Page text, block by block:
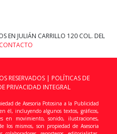
EN JULIÁN CARRILLO 120 COL. DEL
CONTACTO
RESERVADOS | POLÍTICAS DE
PRIVACIDAD INTEGRAL
de Asesoria Potosina a la Publicidad
él, incluyendo algunos textos, gráficos,
en movimiento, sonido, ilustraciones,
los mismos, son propiedad de Asesoria